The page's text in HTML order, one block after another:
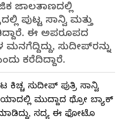
ಜಾಲತಾಣದಲ್ಲಿ
ಪುಟ್ಟ ಸಾನ್ವಿ ಮತ್ತು
ಈ ಅಪರೂಪದ
ಸುದೀಪ್‌ರನ್ನು
ಕರೆದಿದ್ದಾರೆ.
ಸುದೀಪ್ ಪುತ್ರಿ ಸಾನ್ವಿ
ಮುದ್ದಾದ ಥ್ರೋ ಬ್ಯಾಕ್
ಸದ್ಯ ಈ ಫೋಟೊ